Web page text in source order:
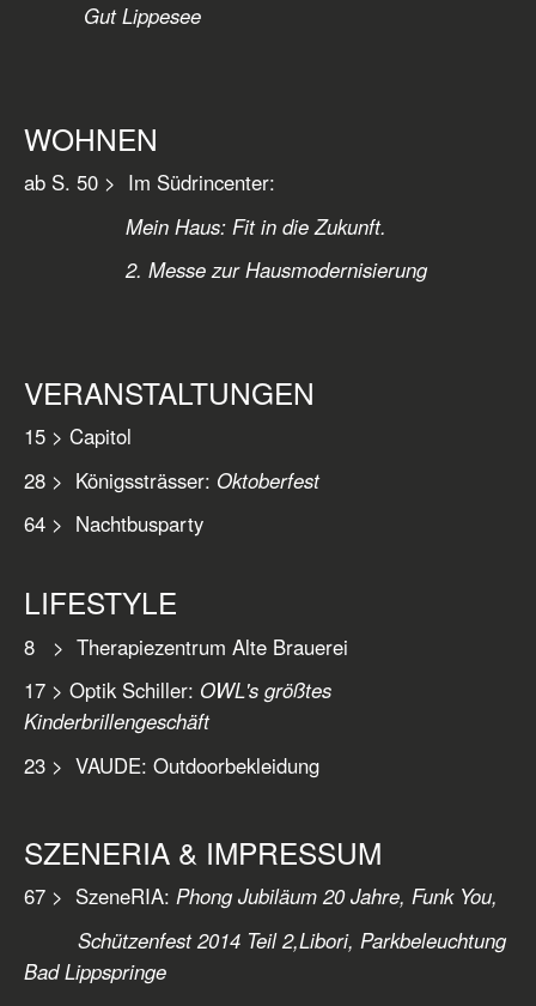
Gut Lippesee
WOHNEN
ab S. 50 > Im Südrincenter:
Mein Haus: Fit in die Zukunft.
2. Messe zur Hausmodernisierung
VERANSTALTUNGEN
15 > Capitol
28 > Königssträsser: Oktoberfest
64 > Nachtbusparty
LIFESTYLE
8 > Therapiezentrum Alte Brauerei
17 > Optik Schiller: OWL's größtes
Kinderbrillengeschäft
23 > VAUDE: Outdoorbekleidung
SZENERIA & IMPRESSUM
67 > SzeneRIA: Phong Jubiläum 20 Jahre, Funk You,
Schützenfest 2014 Teil 2,Libori, Parkbeleuchtung
Bad Lippspringe